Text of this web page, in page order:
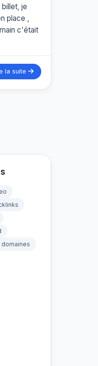
je
place ,
c'était
la suite
domaines